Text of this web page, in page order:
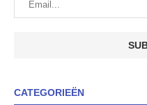
CATEGORIEËN